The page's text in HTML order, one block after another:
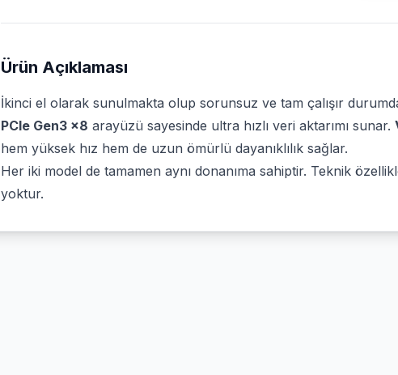
Ürün Açıklaması
İkinci el olarak sunulmakta olup sorunsuz ve tam çalışır
PCIe Gen3 x8 arayüzü sayesinde ultra hızlı veri aktarımı sunar.
hem yüksek hız hem de uzun ömürlü dayanıklılık sağlar.
Her iki model de tamamen aynı donanıma sahiptir. Teknik
yoktur.